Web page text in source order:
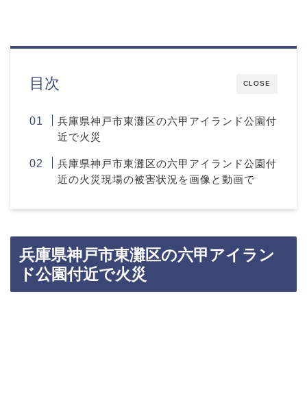
CLOSE
目次
兵庫県神戸市東灘区の六甲アイランド公園付
近で火災
兵庫県神戸市東灘区の六甲アイランド公園付
近の火災現場の被害状況を画像と動画で
兵庫県神戸市東灘区の六甲アイラン
ド公園付近で火災